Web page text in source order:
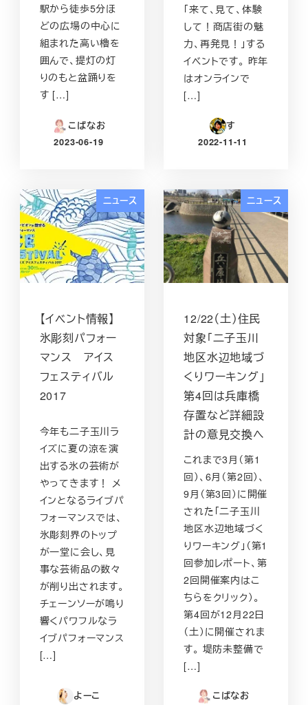
駅から徒歩5分ほ
どの広場の中心に
組まれた高い櫓を
囲んで、提灯の灯
りのもと盆踊りを
す […]
こばなお
投稿日
2023-06-19
「来て、見て、体験
して！商店街の魅
力、再発見！」する
イベントです。 昨年
はオンラインで
[…]
す
投稿日
2022-11-11
ニュース
【イベント情報】
氷彫刻パフォー
マンス アイス
フェスティバル
2017
今年も二子玉川ラ
イズに夏の涼を演
出する氷の芸術が
やってきます！ メ
インとなるライブパ
フォーマンスでは、
氷彫刻界のトップ
が一堂に会し、見
事な芸術品の数々
が削り出されます。
チェーンソーが鳴り
響くパワフルなラ
イブパフォーマンス
[…]
よーこ
ニュース
12/22（土）住民
対象「二子玉川
地区水辺地域づ
くりワーキング」
第4回は兵庫橋
存置など詳細設
計の意見交換へ
これまで3月（第1
回）、6月（第2回）、
9月（第3回）に開催
された「二子玉川
地区水辺地域づく
りワーキング」（第1
回参加レポート、第
2回開催案内はこ
ちらをクリック）。
第4回が12月22日
（土）に開催されま
す。 堤防未整備で
[…]
こばなお